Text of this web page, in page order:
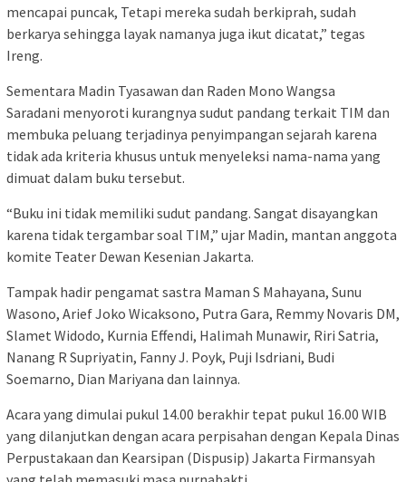
mencapai puncak, Tetapi mereka sudah berkiprah, sudah
berkarya sehingga layak namanya juga ikut dicatat,” tegas
Ireng.
Sementara Madin Tyasawan dan Raden Mono Wangsa
Saradani menyoroti kurangnya sudut pandang terkait TIM dan
membuka peluang terjadinya penyimpangan sejarah karena
tidak ada kriteria khusus untuk menyeleksi nama-nama yang
dimuat dalam buku tersebut.
“Buku ini tidak memiliki sudut pandang. Sangat disayangkan
karena tidak tergambar soal TIM,” ujar Madin, mantan anggota
komite Teater Dewan Kesenian Jakarta.
Tampak hadir pengamat sastra Maman S Mahayana, Sunu
Wasono, Arief Joko Wicaksono, Putra Gara, Remmy Novaris DM,
Slamet Widodo, Kurnia Effendi, Halimah Munawir, Riri Satria,
Nanang R Supriyatin, Fanny J. Poyk, Puji Isdriani, Budi
Soemarno, Dian Mariyana dan lainnya.
Acara yang dimulai pukul 14.00 berakhir tepat pukul 16.00 WIB
yang dilanjutkan dengan acara perpisahan dengan Kepala Dinas
Perpustakaan dan Kearsipan (Dispusip) Jakarta Firmansyah